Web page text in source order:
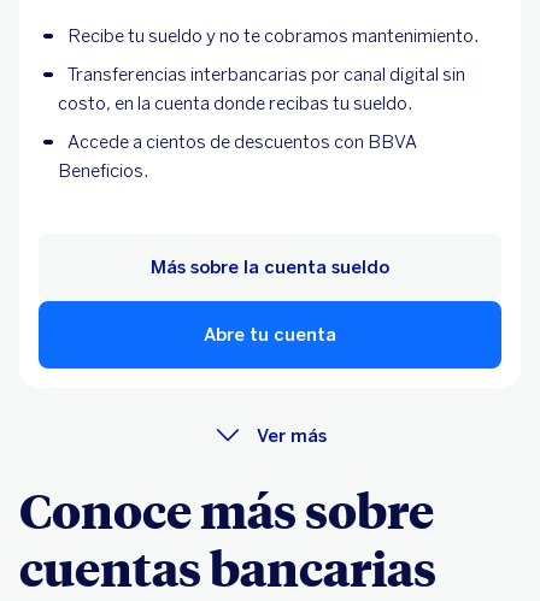
Recibe tu sueldo y no te cobramos mantenimiento.
Transferencias interbancarias por canal digital sin
costo, en la cuenta donde recibas tu sueldo.
Accede a cientos de descuentos con BBVA
Beneficios.
Abre tu cuenta
Más sobre la cuenta sueldo
Ver más
Conoce más sobre
cuentas bancarias